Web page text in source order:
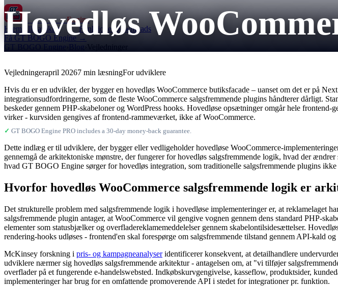
GT BOGOEngine
Hjem Alle artikler Funktioner Downloads
Få GT BOGO Engine →
GT BOGO Engine ›Blog ›Vejledninger
Hovedløs
Vejledningerapril 20267 min læsningFor udviklere
Hvis du er en udvikler, der bygger en hovedløs WooCommerce butiksfacade – uanset om det er på
integrationsudfordringerne, som de fleste WooCommerce salgsfremmende plugins håndterer dårligt.
beskeder gennem PHP-skabeloner og WordPress hooks. Hovedløse opsætninger omgår hele
virker - kurvsiden gengives af frontend-rammeværket, ikke af WooCommerce.
✓ GT BOGO Engine PRO includes a 30-day money-back guarantee.
Dette indlæg er til udviklere, der bygger eller vedligeholder hovedløse WooCommerce-
gennemgå de arkitektoniske mønstre, der fungerer for hovedløs salgsfremmende logik, hvad der
hvad GT BOGO Engine sørger for hovedløs integration, som traditionelle salgsfremmende plugins ikke
Hvorfor hovedløs WooCommerce salgsfremmende logik er
Det strukturelle problem med salgsfremmende logik i hovedløse implementeringer er, at reklamelaget
salgsfremmende plugin antager, at WooCommerce vil gengive vognen gennem dens standard PHP-
elementer som statusbjælker og overfladereklamemeddelelser gennem skabelontilsidesættelser.
rendering-hooks udløses - frontend'en skal forespørge om salgsfremmende tilstand gennem API-kald
McKinsey forskning i pris- og kampagneanalyseridentificerer konsekvent, at detailhandlere
udviklere nærmer sig hovedløs salgsfremmende arkitektur - antagelsen om, at "vi tilføjer
overflader på et fungerende e-handelswebsted. Indkøbskurvgengivelse, kasseflow, produktsider,
implementeringer har brug for en omfattende promoverende API i stedet for integrationer pr. funktion.